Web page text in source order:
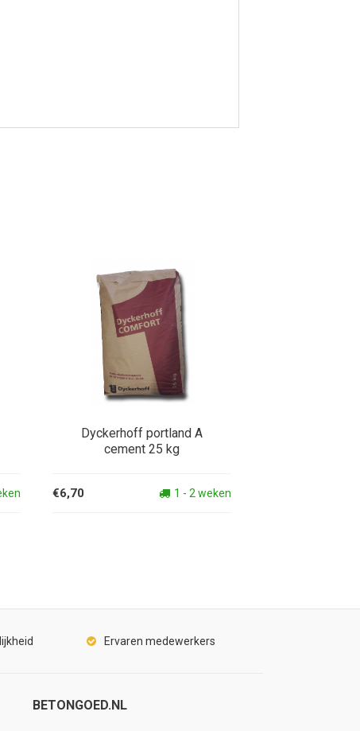
Dyckerhoff portland A
cement 25 kg
€6,70 1 - 2 weken
Ervaren medewerkers
BETONGOED.NL